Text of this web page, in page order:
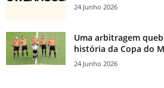
24 Junho 2026
Uma arbitragem
história da Copa do
24 Junho 2026